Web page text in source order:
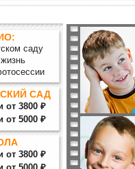
саду
САД
от 3800 ₽
от 5000 ₽
от 3800 ₽